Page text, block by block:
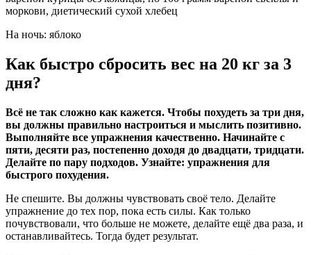
моркови, диетический сухой хлебец
На ночь: яблоко
Как быстро сбросить вес на 20 кг за 3
дня?
Всё не так сложно как кажется. Чтобы похудеть за три дня,
вы должны правильно настроиться и мыслить позитивно.
Выполняйте все упражнения качественно. Начинайте с
пяти, десяти раз, постепенно доходя до двадцати, тридцати.
Делайте по пару подходов. Узнайте: упражнения для
быстрого похудения.
Не спешите. Вы должны чувствовать своё тело. Делайте
упражнение до тех пор, пока есть силы. Как только
почувствовали, что больше не можете, делайте ещё два раза, и
останавливайтесь. Тогда будет результат.